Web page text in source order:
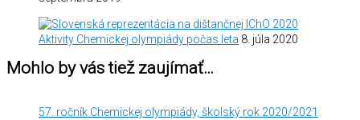
Aktivity Chemickej olympiády počas leta 8. júla 2020
Mohlo by vás tiež zaujímať…
57. ročník Chemickej olympiády, školský rok 2020/2021